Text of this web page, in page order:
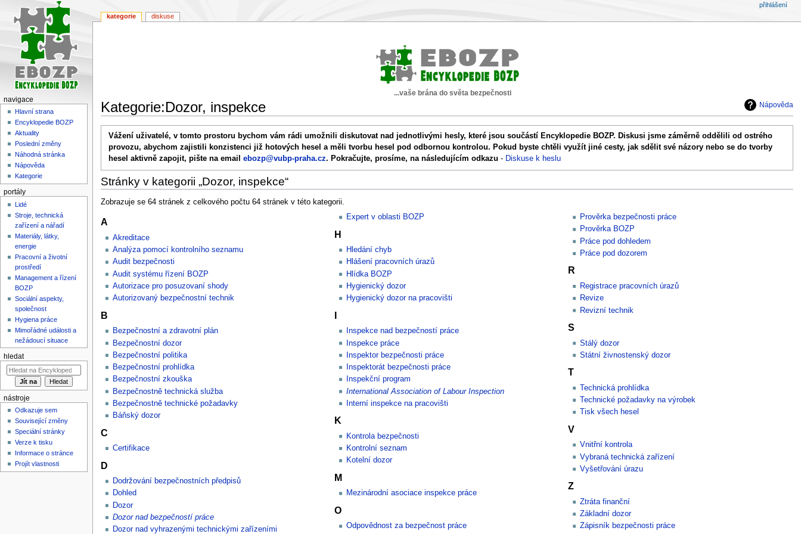
...vaše brána do světa bezpečnosti
Nápověda
Kategorie:Dozor, inspekce
Skočit
navigaci
Skočit
vyhledávání
Vážení uživatelé, v tomto prostoru bychom vám rádi umožnili diskutovat nad jednotlivými hesly, které jsou součástí Encyklopedie BOZP. Diskusi jsme záměrně oddělili od ostrého
provozu, abychom zajistili konzistenci již hotových hesel a měli tvorbu hesel pod odbornou kontrolou. Pokud byste chtěli využít jiné cesty, jak sdělit své názory nebo se do tvorby
hesel aktivně zapojit, pište na emailebozp@vubp-praha.cz. Pokračujte, prosíme, na následujícím odkazu - Diskuse k heslu
Stránky v kategorii „Dozor, inspekce“
Zobrazuje se 64 stránek z celkového počtu 64 stránek v této kategorii.
A
Akreditace
Analýza pomocí kontrolního seznamu
Audit bezpečnosti
Audit systému řízení BOZP
Autorizace pro posuzovaní shody
Autorizovaný bezpečnostní technik
B
Bezpečnostní a zdravotní plán
Bezpečnostní dozor
Bezpečnostní politika
Bezpečnostní prohlídka
Bezpečnostní zkouška
Bezpečnostně technická služba
Bezpečnostně technické požadavky
Báňský dozor
C
Certifikace
D
Dodržování bezpečnostních předpisů
Dohled
Dozor
Dozor nad bezpečností práce
Dozor nad vyhrazenými technickými zařízeními
Expert v oblasti BOZP
H
Hledání chyb
Hlášení pracovních úrazů
Hlídka BOZP
Hygienický dozor
Hygienický dozor na pracovišti
I
Inspekce nad bezpečností práce
Inspekce práce
Inspektor bezpečnosti práce
Inspektorát bezpečnosti práce
Inspekční program
International Association of Labour Inspection
Interní inspekce na pracovišti
K
Kontrola bezpečnosti
Kontrolní seznam
Kotelní dozor
M
Mezinárodní asociace inspekce práce
O
Odpovědnost za bezpečnost práce
Prověrka bezpečnosti práce
Prověrka BOZP
Práce pod dohledem
Práce pod dozorem
R
Registrace pracovních úrazů
Revize
Revizní technik
S
Stálý dozor
Státní živnostenský dozor
T
Technická prohlídka
Technické požadavky na výrobek
Tisk všech hesel
V
Vnitřní kontrola
Vybraná technická zařízení
Vyšetřování úrazu
Z
Ztráta finanční
Základní dozor
Zápisník bezpečnosti práce
kategorie diskuse
přihlášení
navigace
Hlavní strana
Encyklopedie BOZP
Aktuality
Poslední změny
Náhodná stránka
Nápověda
Kategorie
portály
Lidé
Stroje, technická
zařízení a nářadí
Materiály, látky,
energie
Pracovní a životní
prostředí
Management a řízení
BOZP
Sociální aspekty,
společnost
Hygiena práce
Mimořádné události a
nežádoucí situace
hledat
nástroje
Odkazuje sem
Související změny
Speciální stránky
Verze k tisku
Informace o stránce
Projít vlastnosti